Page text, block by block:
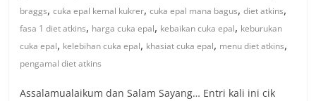
braggs,cuka epal kemal kukrer,cuka epal mana bagus,diet atkins,
fasa 1 diet atkins, harga cuka epal, kebaikan cuka epal, keburukan
cuka epal, kelebihan cuka epal, khasiat cuka epal, menu diet atkins,
pengamal diet atkins
Assalamualaikum dan Salam Sayang… Entri kali ini cik